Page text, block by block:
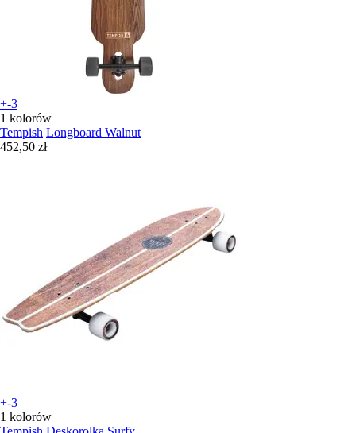
+-3
1 kolorów
Tempish Longboard Walnut
452,50 zł
+-3
1 kolorów